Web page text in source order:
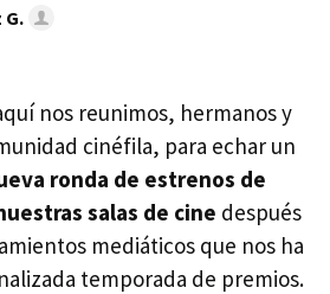
nos reunimos, hermanos y
cinéfila, para echar un
ronda de estrenos de
salas de cine después
mediáticos que nos ha
temporada de premios.